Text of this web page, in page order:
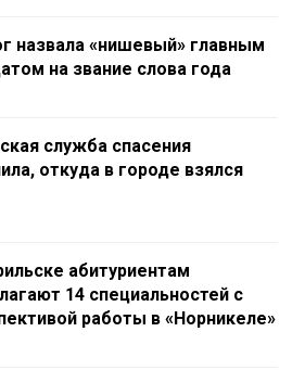
назвала «нишевый» главным
на звание слова года
служба спасения
откуда в городе взялся
абитуриентам
14 специальностей с
работы в «Норникеле»